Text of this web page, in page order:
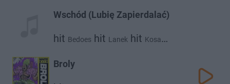
Wschód (Lubię Zapierdalać)
hit Bedoes hit Lanek hit Kosa
Broly